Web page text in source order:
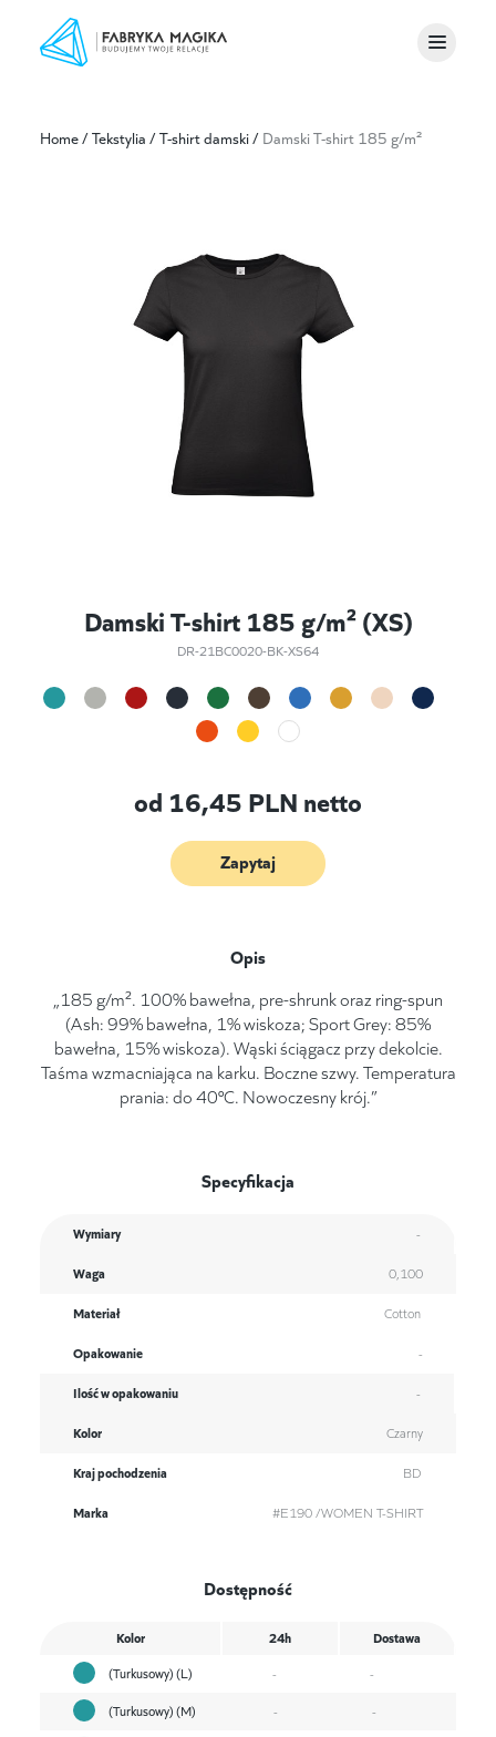
Home/Tekstylia /T-shirt damski/ Damski T-shirt 185 g/m²
Damski T-shirt 185 g/m² (XS)
DR-21BC0020-BK-XS64
od 16,45 PLN netto
Zapytaj
Opis
„185 g/m². 100% bawełna, pre-shrunk oraz ring-spun
(Ash: 99% bawełna, 1% wiskoza; Sport Grey: 85%
bawełna, 15% wiskoza). Wąski ściągacz przy dekolcie.
Taśma wzmacniająca na karku. Boczne szwy. Temperatura
prania: do 40°C. Nowoczesny krój.”
Specyfikacja
Wymiary -
Waga 0,100
Materiał Cotton
Opakowanie -
Ilość w opakowaniu -
Kolor Czarny
Kraj pochodzenia BD
Marka #E190 /WOMEN T-SHIRT
Dostępność
Kolor 24h
Dostawa
(Turkusowy) (L)
-
-
(Turkusowy) (M)
-
-